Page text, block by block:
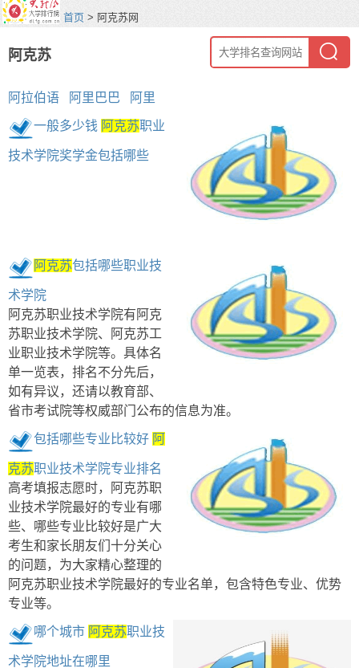
首页 > 阿克苏网
阿克苏
阿拉伯语 阿里巴巴 阿里
一般多少钱 阿克苏职业
技术学院奖学金包括哪些
阿克苏包括哪些职业技
术学院
阿克苏职业技术学院有阿克
苏职业技术学院、阿克苏工
业职业技术学院等。具体名
单一览表，排名不分先后，
如有异议，还请以教育部、
省市考试院等权威部门公布的信息为准。
包括哪些专业比较好 阿
克苏职业技术学院专业排名
高考填报志愿时，阿克苏职
业技术学院最好的专业有哪
些、哪些专业比较好是广大
考生和家长朋友们十分关心
的问题，为大家精心整理的
阿克苏职业技术学院最好的专业名单，包含特色专业、优势
专业等。
哪个城市 阿克苏职业技
术学院地址在哪里